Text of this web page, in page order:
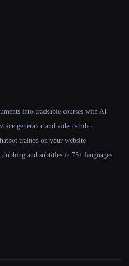
into trackable courses with AI
generator and video studio
trained on your website
and subtitles in 75+ languages